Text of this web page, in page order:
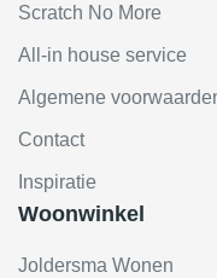
Scratch No More
All-in house service
Algemene
Contact
Inspiratie
Woonwinkel
Joldersma Wonen